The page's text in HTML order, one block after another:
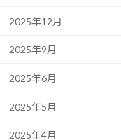
2025年12月
2025年9月
2025年6月
2025年5月
2025年4月